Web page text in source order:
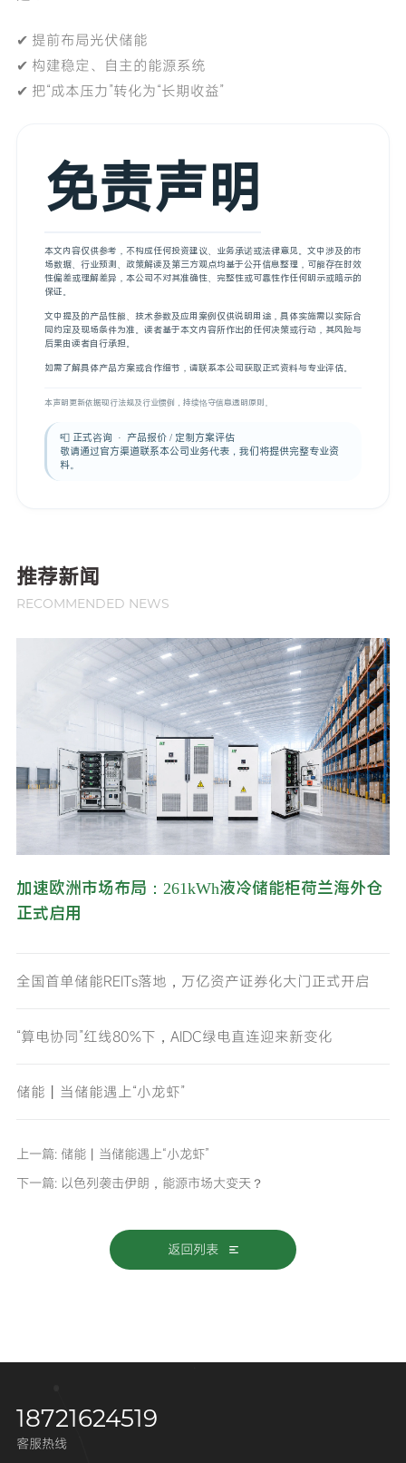
✔ 提前布局光伏储能
✔ 构建稳定、自主的能源系统
✔ 把“成本压力”转化为“长期收益”
免责声明
本文内容仅供参考，不构成任何投资建议、业务承诺或法律意见。文中涉及的市
场数据、行业预测、政策解读及第三方观点均基于公开信息整理，可能存在时效
性偏差或理解差异，本公司不对其准确性、完整性或可靠性作任何明示或暗示的
保证。
文中提及的产品性能、技术参数及应用案例仅供说明用途，具体实施需以实际合
同约定及现场条件为准。读者基于本文内容所作出的任何决策或行动，其风险与
后果由读者自行承担。
如需了解具体产品方案或合作细节，请联系本公司获取正式资料与专业评估。
本声明更新依据现行法规及行业惯例，持续恪守信息透明原则。
📮 正式咨询 · 产品报价 / 定制方案评估
敬请通过官方渠道联系本公司业务代表，我们将提供完整专业资
料。
推荐新闻
RECOMMENDED NEWS
加速欧洲市场布局：261kWh液冷储能柜荷兰海外仓
正式启用
全国首单储能REITs落地，万亿资产证券化大门正式开启
“算电协同”红线80%下，AIDC绿电直连迎来新变化
储能丨当储能遇上“小龙虾”
上一篇: 储能丨当储能遇上“小龙虾”
下一篇: 以色列袭击伊朗，能源市场大变天？
返回列表
18721624519
客服热线